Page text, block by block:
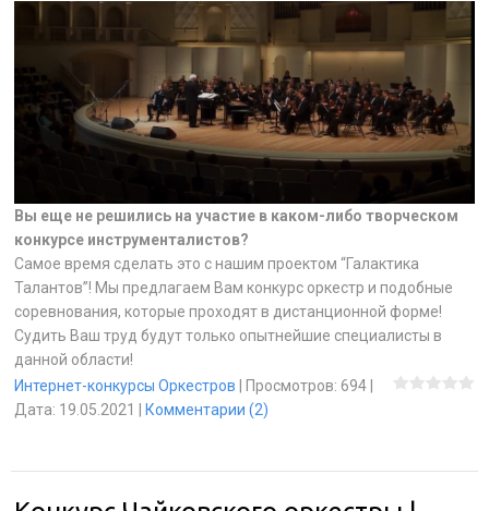
Вы еще не решились на участие в каком-либо творческом
конкурсе инструменталистов?
Самое время сделать это с нашим проектом “Галактика
Талантов”! Мы предлагаем Вам конкурс оркестр и подобные
соревнования, которые проходят в дистанционной форме!
Судить Ваш труд будут только опытнейшие специалисты в
данной области!
Интернет-конкурсы Оркестров
Просмотров: 694
Дата: 19.05.2021 Комментарии (2)